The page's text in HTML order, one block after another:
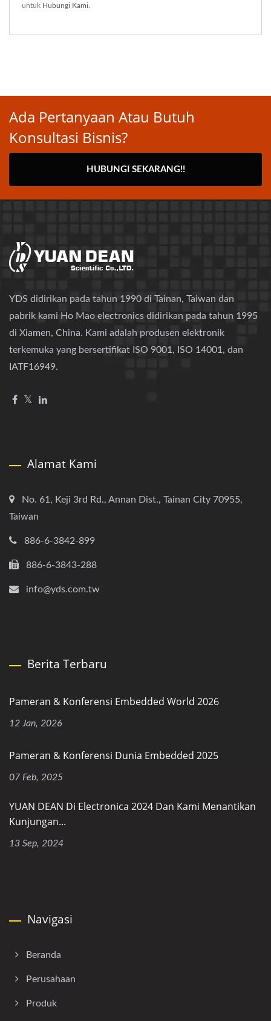
untuk Hubungi Kami
Ada Pertanyaan Atau Butuh
Konsultasi Bisnis?
HUBUNGI SEKARANG!!
YDS didirikan pada tahun 1990 di Tainan, Taiwan dan
pabrik kami Ho Mao electronics didirikan pada tahun 1995
di Xiamen, China. Kami adalah produsen elektronik
terkemuka yang bersertifikat ISO 9001, ISO 14001, dan
IATF16949.
Alamat Kami
No. 61, Keji 3rd Rd., Annan Dist., Tainan City 70955,
Taiwan
886-6-3842-899
886-6-3843-288
info@yds.com.tw
Berita Terbaru
Pameran & Konferensi Embedded World 2026
12 Jan, 2026
Pameran & Konferensi Dunia Embedded 2025
07 Feb, 2025
YUAN DEAN Di Electronica 2024 Dan Kami Menantikan
Kunjungan...
13 Sep, 2024
Navigasi
Beranda
Perusahaan
Produk